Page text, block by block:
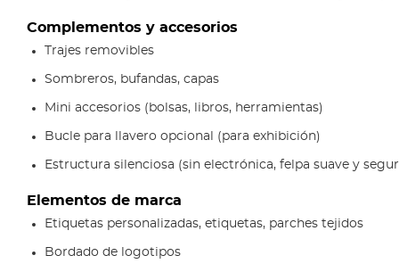
Complementos y accesorios
Trajes removibles
Sombreros, bufandas, capas
Mini accesorios (bolsas, libros, herramientas)
Bucle para llavero opcional (para exhibición)
Estructura silenciosa (sin electrónica, felpa suave y
Elementos de marca
Etiquetas personalizadas, etiquetas, parches tejidos
Bordado de logotipos